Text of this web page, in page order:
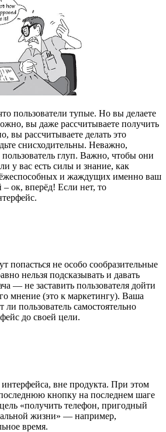
пользователи тупые. Но вы делаете
вы даже рассчитываете получить
вы рассчитываете делать это
снисходительны. Неважно,
глуп. Важно, чтобы они
у вас есть силы и знание, как
и жаждущих именно ваш
– ок, вперёд! Если нет, то
попасться не особо сообразительные
нельзя подсказывать и давать
— не заставить пользователя дойти
мнение (это к маркетингу). Ваша
ли пользователь самостоятельно
до своей цели.
вне продукта. При этом
кнопку на последнем шаге
«получить телефон, пригодный
жизни» — например,
время.